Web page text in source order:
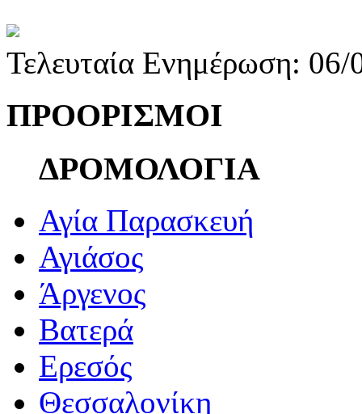
Τελευταία Ενημέρωση:
ΠΡΟΟΡΙΣΜΟΙ
ΔΡΟΜΟΛΟΓΙΑ
Αγία Παρασκευή
Αγιάσος
Άργενος
Βατερά
Ερεσός
Θεσσαλονίκη